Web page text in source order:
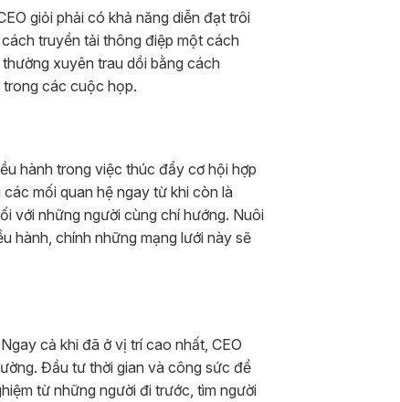
giỏi phải có khả năng diễn đạt trôi
truyền tải thông điệp một cách
xuyên trau dồi bằng cách
các cuộc họp.
hành trong việc thúc đẩy cơ hội hợp
mối quan hệ ngay từ khi còn là
với những người cùng chí hướng. Nuôi
hành, chính những mạng lưới này sẽ
cả khi đã ở vị trí cao nhất, CEO
Đầu tư thời gian và công sức để
từ những người đi trước, tìm người